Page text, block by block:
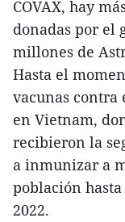
COVAX, hay
donadas por el
millones de
Hasta el
vacunas contra
en Vietnam,
recibieron la
a inmunizar a
población
2022.